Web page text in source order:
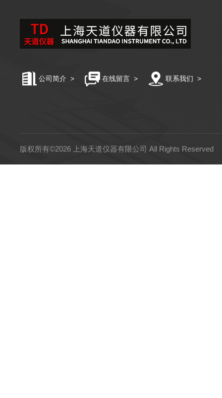
公司简介 > 在线留言 > 联系我们 >
版权所有©2026 上海天道仪器有限公司 All Rights Reserved